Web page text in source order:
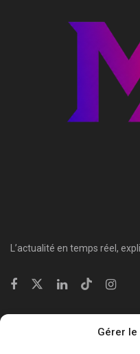
Gérer
L’actualité en temps réel,